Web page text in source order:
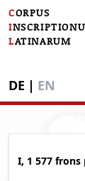
CORPUS
I
LATINARUM
DE | EN
I, 1 577